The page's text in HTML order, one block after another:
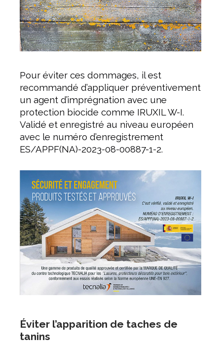
Pour éviter ces dommages, il est
recommandé d’appliquer préventivement
un agent d’imprégnation avec une
protection biocide comme IRUXIL W-I.
Validé et enregistré au niveau européen
avec le numéro d’enregistrement
ES/APPF(NA)-2023-08-00887-1-2.
Éviter l’apparition de taches de
tanins